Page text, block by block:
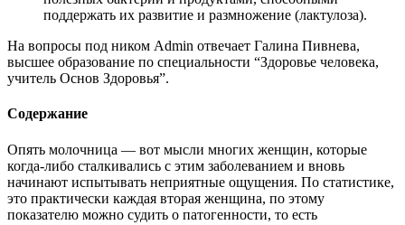
поддержать их развитие и размножение (лактулоза).
На вопросы под ником Admin отвечает Галина Пивнева,
высшее образование по специальности “Здоровье человека,
учитель Основ Здоровья”.
Содержание
Опять молочница — вот мысли многих женщин, которые
когда-либо сталкивались с этим заболеванием и вновь
начинают испытывать неприятные ощущения. По статистике,
это практически каждая вторая женщина, по этому
показателю можно судить о патогенности, то есть